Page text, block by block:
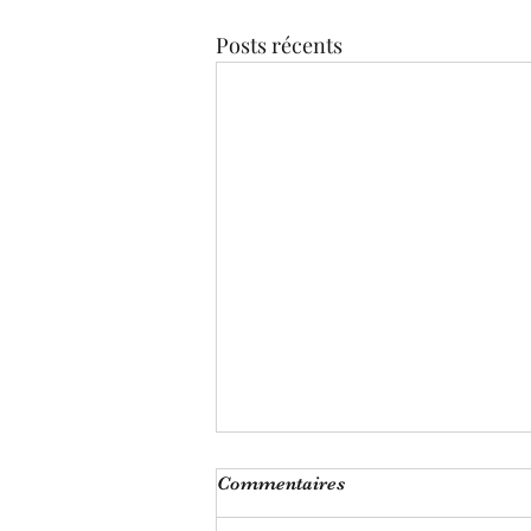
Posts récents
Commentaires